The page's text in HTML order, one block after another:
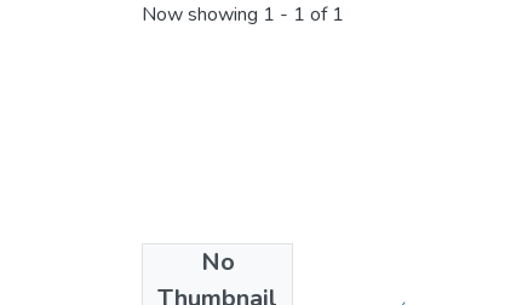
Now showing 1 - 1 of 1
No
Thumbnail
Collections